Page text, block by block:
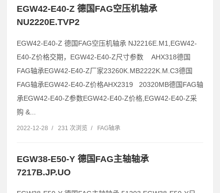
EGW42-E40-Z 德国FAG空压机轴承
NU2220E.TVP2
EGW42-E40-Z 德国FAG空压机轴承 NJ2216E.M1,EGW42-
E40-Z价格交期，EGW42-E40-Z尺寸参数 AHX318德国
FAG轴承EGW42-E40-Z厂家23260K.MB2222K.M.C3德国
FAG轴承EGW42-E40-Z价格AHX2319 20320MB德国FAG轴
承EGW42-E40-Z参数EGW42-E40-Z价格,EGW42-E40-Z采
购 &...
2022-12-28 / 231 次浏览 / FAG轴承
EGW38-E50-Y 德国FAG主轴轴承
7217B.JP.UO